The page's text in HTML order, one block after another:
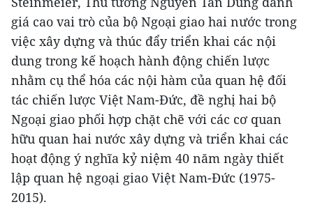
giá cao vai trò của bộ Ngoại giao hai nước trong
việc xây dựng và thúc đẩy triển khai các nội
dung trong kế hoạch hành động chiến lược
nhằm cụ thể hóa các nội hàm của quan hệ đối
tác chiến lược Việt Nam-Đức, đề nghị hai bộ
Ngoại giao phối hợp chặt chẽ với các cơ quan
hữu quan hai nước xây dựng và triển khai các
hoạt động ý nghĩa kỷ niệm 40 năm ngày thiết
lập quan hệ ngoại giao Việt Nam-Đức (1975-
2015).